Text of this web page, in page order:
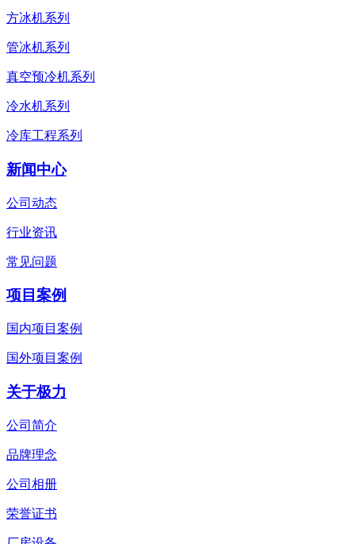
方冰机系列
管冰机系列
真空预冷机系列
冷水机系列
冷库工程系列
新闻中心
公司动态
行业资讯
常见问题
项目案例
国内项目案例
国外项目案例
关于极力
公司简介
品牌理念
公司相册
荣誉证书